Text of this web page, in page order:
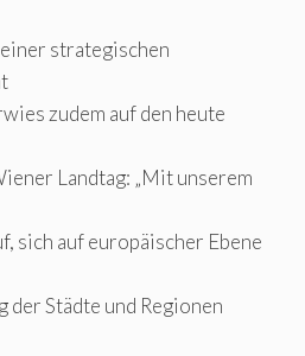
strategischen
zudem auf den heute
Landtag: „Mit unserem
sich auf europäischer Ebene
Städte und Regionen